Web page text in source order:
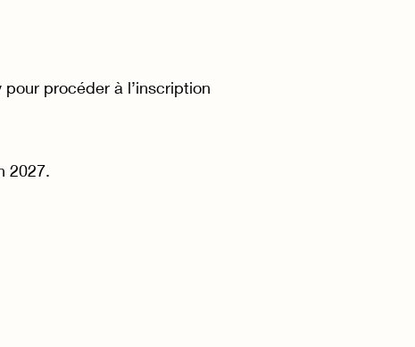
procéder à l’inscription
2027.